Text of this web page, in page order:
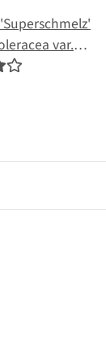
var.
bio zaad